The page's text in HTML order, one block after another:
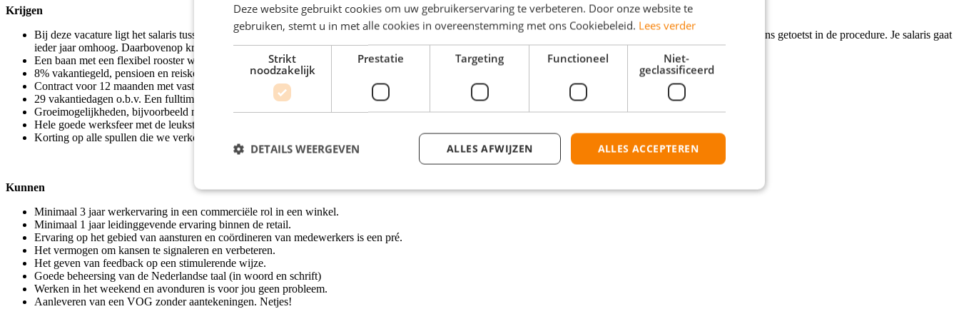
Krijgen
Bij deze vacature ligt het salaris tussen de € 2.891,- en € 3.091,- per maand op basis van 40 uur. Het salaris wordt bepaald op basis van je ervaring en wordt door ons getoetst in de procedure. Je salaris gaat
ieder jaar omhoog. Daarbovenop krijg je een maandelijkse toeslag van ongeveer € 150,- bruto.
Een baan met een flexibel rooster waarbij je voor een groot deel zelf je uren indeelt.
8% vakantiegeld, pensioen en reiskostenvergoeding.
Contract voor 12 maanden met vaste uren.
29 vakantiedagen o.b.v. Een fulltime contract.
Groeimogelijkheden, bijvoorbeeld naar Assistent Storemanager.
Hele goede werksfeer met de leukste collega’s.
Korting op alle spullen die we verkopen.
Kunnen
Minimaal 3 jaar werkervaring in een commerciële rol in een winkel.
Minimaal 1 jaar leidinggevende ervaring binnen de retail.
Ervaring op het gebied van aansturen en coördineren van medewerkers is een pré.
Het vermogen om kansen te signaleren en verbeteren.
Het geven van feedback op een stimulerende wijze.
Goede beheersing van de Nederlandse taal (in woord en schrift)
Werken in het weekend en avonduren is voor jou geen probleem.
Aanleveren van een VOG zonder aantekeningen. Netjes!
Deze website gebruikt cookies om uw gebruikerservaring te verbeteren. Door onze website te
gebruiken, stemt u in met alle cookies in overeenstemming met ons Cookiebeleid. Lees verder
Strikt
noodzakelijk
Prestatie Targeting Functioneel
Niet-
geclassificeerd
ALLES ACCEPTEREN
ALLES AFWIJZEN
DETAILS WEERGEVEN